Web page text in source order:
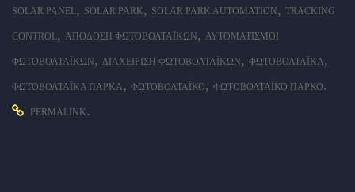
SOLAR PANEL, SOLAR PARK, SOLAR PARK AUTOMATION , TRACKING
CONTROL, ΑΠΌΔΟΣΗ ΦΩΤΟΒΟΛΤΑΪΚΏΝ , ΑΥΤΟΜΑΤΙΣΜΟΊ
ΦΩΤΟΒΟΛΤΑΪΚΏΝ , ΔΙΑΧΕΊΡΙΣΗ ΦΩΤΟΒΟΛΤΑΪΚΏΝ , ΦΩΤΟΒΟΛΤΑΪΚΆ,
ΦΩΤΟΒΟΛΤΑΪΚΆ ΠΆΡΚΑ, ΦΩΤΟΒΟΛΤΑΪΚΌ, ΦΩΤΟΒΟΛΤΑΪΚΌ ΠΆΡΚΟ.
PERMALINK.